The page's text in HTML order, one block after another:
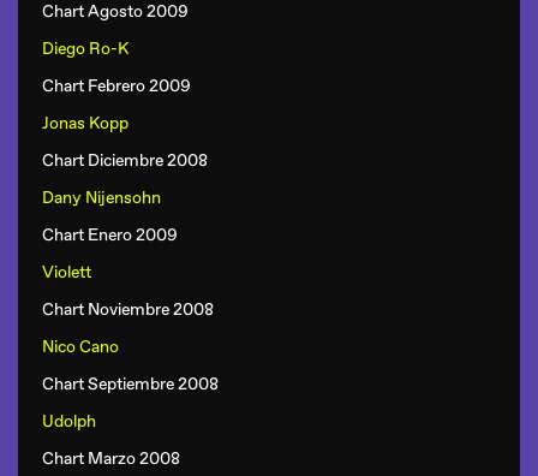
Chart Agosto 2009
Diego Ro-K
Chart Febrero 2009
Jonas Kopp
Chart Diciembre 2008
Dany Nijensohn
Chart Enero 2009
Violett
Chart Noviembre 2008
Nico Cano
Chart Septiembre 2008
Udolph
Chart Marzo 2008